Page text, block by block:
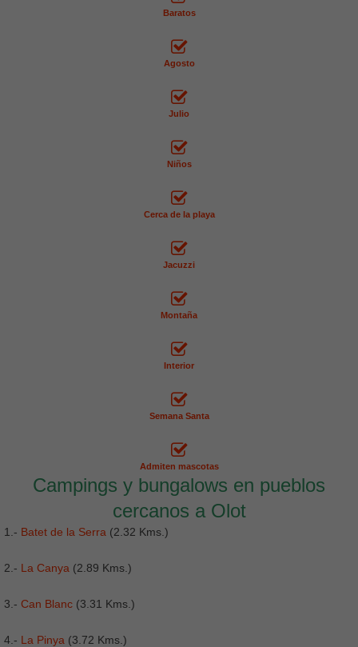
Baratos
Agosto
Julio
Niños
Cerca de la playa
Jacuzzi
Montaña
Interior
Semana Santa
Admiten mascotas
Campings y bungalows en pueblos
cercanos a Olot
1.- Batet de la Serra (2.32 Kms.)
2.- La Canya (2.89 Kms.)
3.- Can Blanc (3.31 Kms.)
4.- La Pinya (3.72 Kms.)